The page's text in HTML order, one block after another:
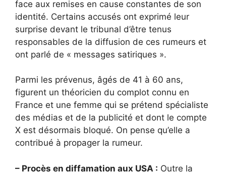
face aux remises en cause constantes de son
identité. Certains accusés ont exprimé leur
surprise devant le tribunal d’être tenus
responsables de la diffusion de ces rumeurs et
ont parlé de « messages satiriques ».
Parmi les prévenus, âgés de 41 à 60 ans,
figurent un théoricien du complot connu en
France et une femme qui se prétend spécialiste
des médias et de la publicité et dont le compte
X est désormais bloqué. On pense qu’elle a
contribué à propager la rumeur.
– Procès en diffamation aux USA : Outre la